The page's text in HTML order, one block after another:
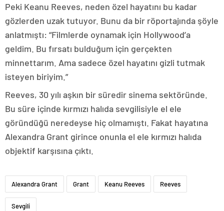
Peki Keanu Reeves, neden özel hayatını bu kadar
gözlerden uzak tutuyor. Bunu da bir röportajında şöyle
anlatmıştı: “Filmlerde oynamak için Hollywood’a
geldim. Bu fırsatı bulduğum için gerçekten
minnettarım. Ama sadece özel hayatını gizli tutmak
isteyen biriyim.”
Reeves, 30 yılı aşkın bir süredir sinema sektöründe.
Bu süre içinde kırmızı halıda sevgilisiyle el ele
göründüğü neredeyse hiç olmamıştı. Fakat hayatına
Alexandra Grant girince onunla el ele kırmızı halıda
objektif karşısına çıktı.
Alexandra Grant Grant Keanu Reeves Reeves
Sevgili